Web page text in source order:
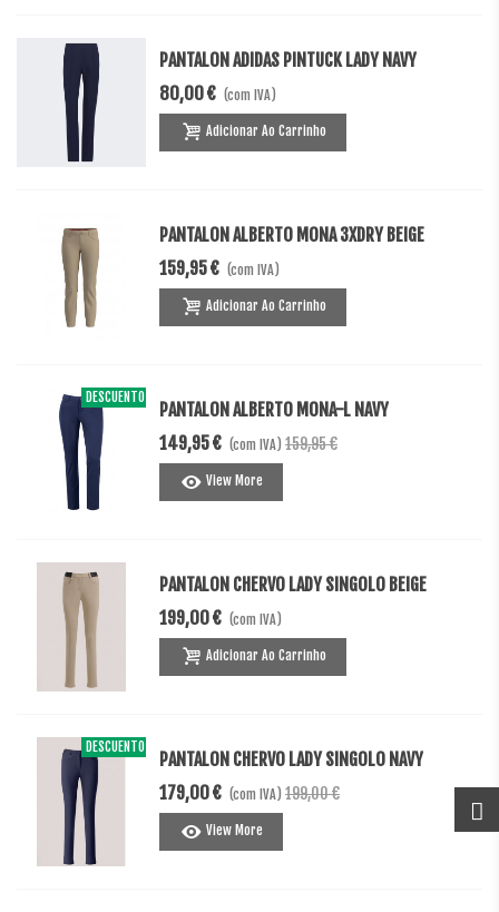
PANTALON ADIDAS PINTUCK LADY NAVY
80,00 € (com IVA)
Adicionar Ao Carrinho
PANTALON ALBERTO MONA 3XDRY BEIGE
159,95 € (com IVA)
Adicionar Ao Carrinho
DESCUENTO -10,00 €
PANTALON ALBERTO MONA-L NAVY
149,95 € (com IVA) 159,95 €
View More
PANTALON CHERVO LADY SINGOLO BEIGE
199,00 € (com IVA)
Adicionar Ao Carrinho
DESCUENTO -20,00 €
PANTALON CHERVO LADY SINGOLO NAVY
179,00 € (com IVA) 199,00 €
View More